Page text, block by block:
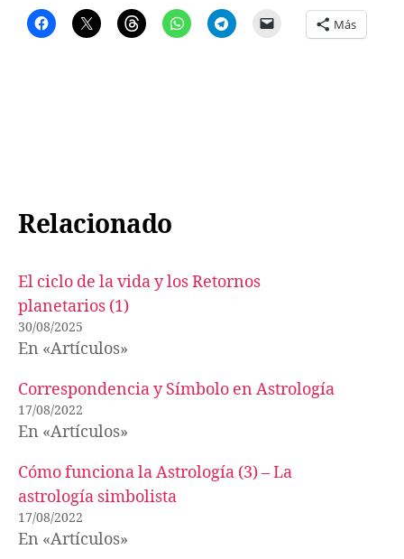
Más
Relacionado
El ciclo de la vida y los Retornos
planetarios (1)
30/08/2025
En «Artículos»
Correspondencia y Símbolo en Astrología
17/08/2022
En «Artículos»
Cómo funciona la Astrología (3) – La
astrología simbolista
17/08/2022
En «Artículos»